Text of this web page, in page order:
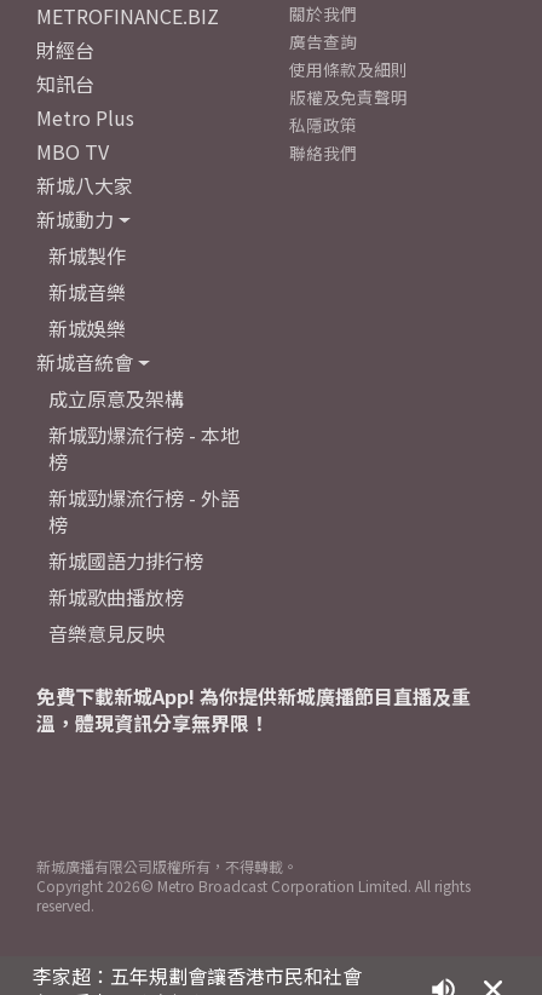
李家超：五年規劃會讓香港市民和社會
METROFINANCE.BIZ
財經台
知訊台
Metro Plus
MBO TV
新城八大家
新城動力
新城製作
新城音樂
新城娛樂
新城音統會
成立原意及架構
新城勁爆流行榜 - 本地
榜
新城勁爆流行榜 - 外語
榜
新城國語力排行榜
新城歌曲播放榜
音樂意見反映
關於我們
廣告查詢
使用條款及細則
版權及免責聲明
私隱政策
聯絡我們
免費下載新城App! 為你提供新城廣播節目直播及重
溫，體現資訊分享無界限！
新城廣播有限公司版權所有，不得轉載。
Copyright 2026© Metro Broadcast Corporation Limited. All rights
reserved.